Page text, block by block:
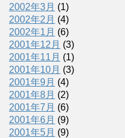
2002年3月 (1)
2002年2月 (4)
2002年1月 (6)
2001年12月 (3)
2001年11月 (1)
2001年10月 (3)
2001年9月 (4)
2001年8月 (2)
2001年7月 (6)
2001年6月 (9)
2001年5月 (9)